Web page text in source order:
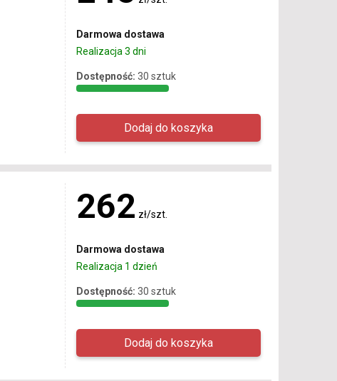
Darmowa dostawa
Realizacja 3 dni
Dostępność: 30 sztuk
262 zł/szt.
Darmowa dostawa
Realizacja 1 dzień
Dostępność: 30 sztuk